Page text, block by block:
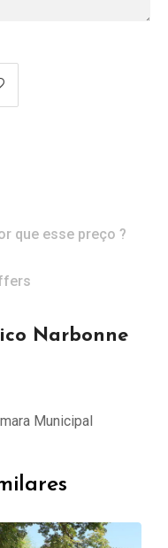
que esse preço ?
Narbonne
Municipal